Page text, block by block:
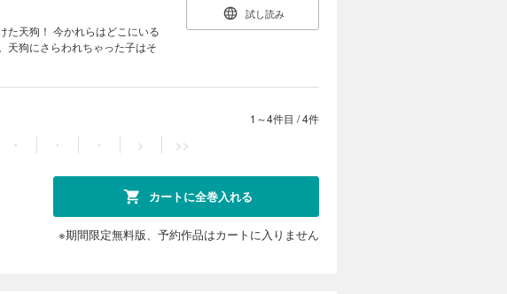
た天狗！ 今かれらはどこにいる
天狗にさらわれちゃった子はそ
試し読み
1～4件目 /4件
・ ・ ・ > >>
カートに全巻入れる
※期間限定無料版、予約作品はカートに入りません